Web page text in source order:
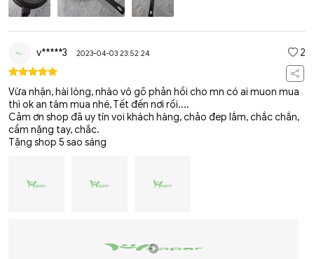
v*****3 2023-04-03 23:52:24 2
Vừa nhận, hài lòng, nhào vô gõ phản hồi cho mn có ai muon mua
thì ok an tâm mua nhé, Tết đến nơi rồi....
Cảm ơn shop đã uy tín voi khách hàng, chảo đep lắm, chắc chắn,
cầm nặng tay, chắc.
Tặng shop 5 sao sáng